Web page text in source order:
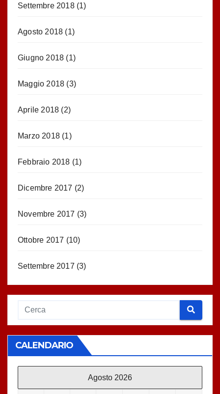
Settembre 2018(1)
Agosto 2018 (1)
Giugno 2018 (1)
Maggio 2018 (3)
Aprile 2018 (2)
Marzo 2018 (1)
Febbraio 2018 (1)
Dicembre 2017 (2)
Novembre 2017 (3)
Ottobre 2017 (10)
Settembre 2017 (3)
CALENDARIO
Agosto 2026